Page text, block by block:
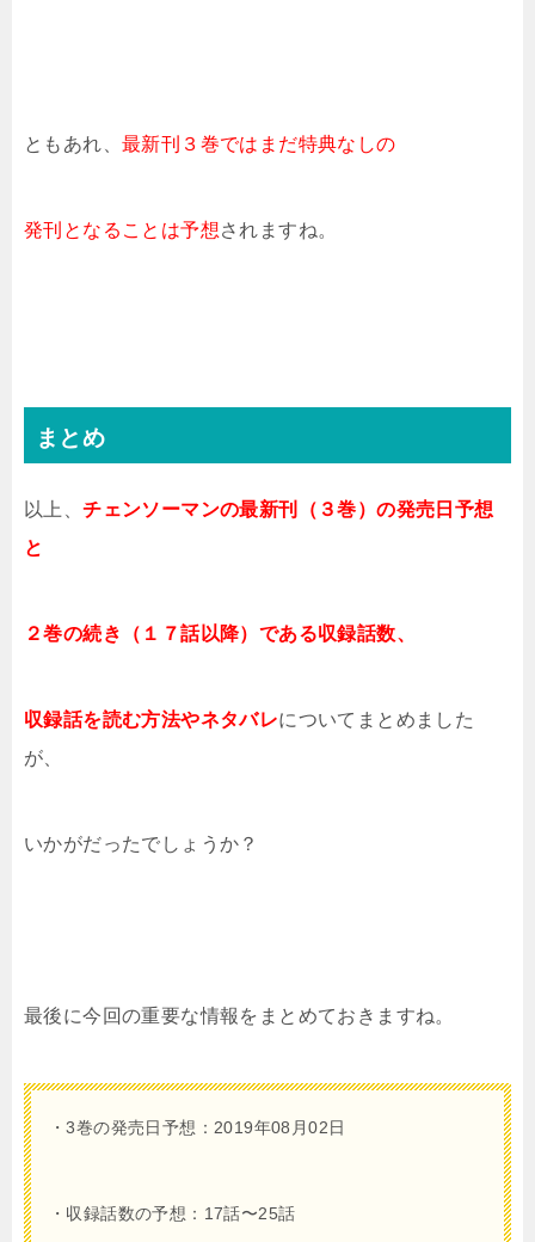
ともあれ、 最新刊３巻ではまだ特典なしの
発刊となることは予想されますね。
まとめ
以上、チェンソーマンの最新刊（３巻）の発売日予想
と
２巻の続き（１７話以降）である収録話数、
収録話を読む方法やネタバレについてまとめました
が、
いかがだったでしょうか？
最後に今回の重要な情報をまとめておきますね。
・3巻の発売日予想：2019年08月02日
・収録話数の予想：17話〜25話